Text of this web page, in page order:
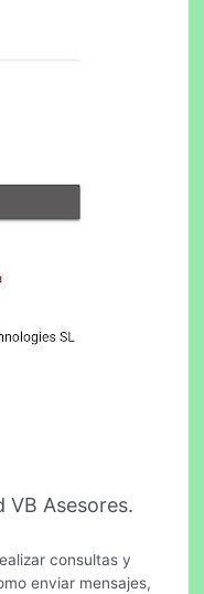
VB Asesores.
consultas y
enviar mensajes,